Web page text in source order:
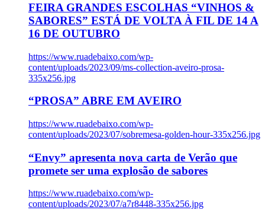
FEIRA GRANDES ESCOLHAS “VINHOS &
SABORES” ESTÁ DE VOLTA À FIL DE 14 A
16 DE OUTUBRO
https://www.ruadebaixo.com/wp-
content/uploads/2023/09/ms-collection-aveiro-prosa-
335x256.jpg
“PROSA” ABRE EM AVEIRO
https://www.ruadebaixo.com/wp-
content/uploads/2023/07/sobremesa-golden-hour-335x256.jpg
“Envy” apresenta nova carta de Verão que
promete ser uma explosão de sabores
https://www.ruadebaixo.com/wp-
content/uploads/2023/07/a7r8448-335x256.jpg